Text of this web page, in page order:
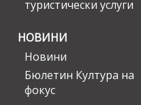
туристически услуги
НОВИНИ
Новини
Бюлетин Култура на
фокус